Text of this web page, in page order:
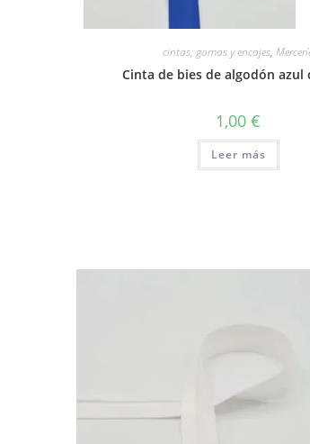
cintas, gomas y encajes,
Cinta de bies de algodón azul
1,00€
Leer más